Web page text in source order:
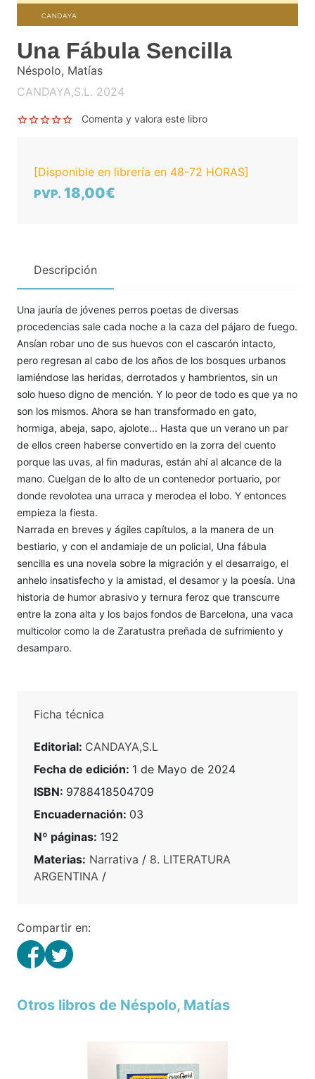
Una Fábula Sencilla
Néspolo, Matías
CANDAYA,S.L. 2024
Comenta y valora este libro
[Disponible en librería en 48-72 HORAS]
PVP. 18,00€
Descripción
Una jauría de jóvenes perros poetas de diversas
procedencias sale cada noche a la caza del pájaro de fuego.
Ansían robar uno de sus huevos con el cascarón intacto,
pero regresan al cabo de los años de los bosques urbanos
lamiéndose las heridas, derrotados y hambrientos, sin un
solo hueso digno de mención. Y lo peor de todo es que ya no
son los mismos. Ahora se han transformado en gato,
hormiga, abeja, sapo, ajolote... Hasta que un verano un par
de ellos creen haberse convertido en la zorra del cuento
porque las uvas, al fin maduras, están ahí al alcance de la
mano. Cuelgan de lo alto de un contenedor portuario, por
donde revolotea una urraca y merodea el lobo. Y entonces
empieza la fiesta.
Narrada en breves y ágiles capítulos, a la manera de un
bestiario, y con el andamiaje de un policial, Una fábula
sencilla es una novela sobre la migración y el desarraigo, el
anhelo insatisfecho y la amistad, el desamor y la poesía. Una
historia de humor abrasivo y ternura feroz que transcurre
entre la zona alta y los bajos fondos de Barcelona, una vaca
multicolor como la de Zaratustra preñada de sufrimiento y
desamparo.
Ficha técnica
Editorial: CANDAYA,S.L
Fecha de edición: 1 de Mayo de 2024
ISBN: 9788418504709
Encuadernación: 03
Nº páginas: 192
Materias: Narrativa / 8. LITERATURA
ARGENTINA /
Compartir en:
Otros libros de Néspolo, Matías